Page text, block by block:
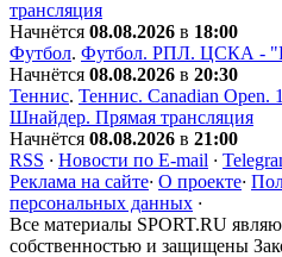
трансляция
Начнётся 08.08.2026 в 18:00
Футбол. Футбол. РПЛ. ЦСКА -
Начнётся 08.08.2026 в 20:30
Теннис. Теннис. Canadian Open.
Шнайдер. Прямая трансляция
Начнётся 08.08.2026 в 21:00
RSS · Новости по E-mail ·
Реклама на сайте· О проекте·
персональных данных ·
Все материалы SPORT.RU
собственностью и защищены